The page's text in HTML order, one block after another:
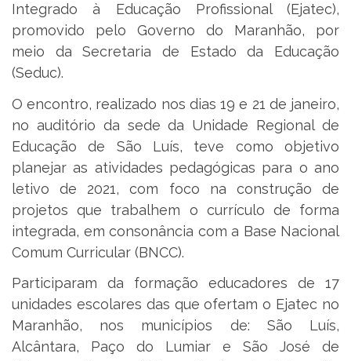
Integrado à Educação Profissional (Ejatec),
promovido pelo Governo do Maranhão, por
meio da Secretaria de Estado da Educação
(Seduc).
O encontro, realizado nos dias 19 e 21 de janeiro,
no auditório da sede da Unidade Regional de
Educação de São Luís, teve como objetivo
planejar as atividades pedagógicas para o ano
letivo de 2021, com foco na construção de
projetos que trabalhem o currículo de forma
integrada, em consonância com a Base Nacional
Comum Curricular (BNCC).
Participaram da formação educadores de 17
unidades escolares das que ofertam o Ejatec no
Maranhão, nos municípios de: São Luís,
Alcântara, Paço do Lumiar e São José de